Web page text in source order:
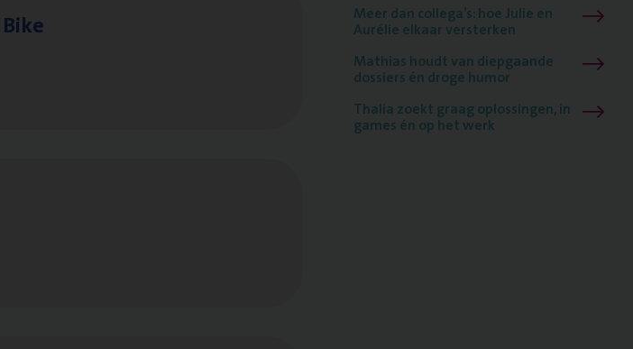
Bike Meer dan collega’s: hoe Julie en
Aurélie elkaar versterken
Mathias houdt van diepgaande
dossiers én droge humor
Thalia zoekt graag oplossingen, in
games én op het werk